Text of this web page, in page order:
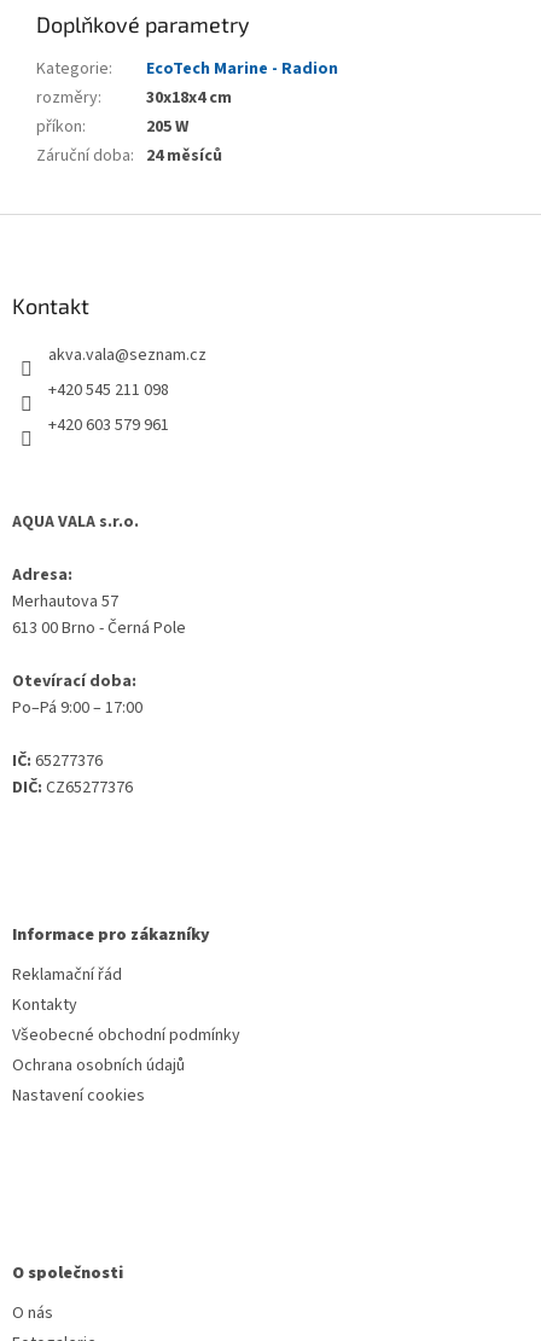
Doplňkové parametry
Kategorie:
EcoTech Marine - Radion
rozměry:
30x18x4 cm
příkon:
205 W
Záruční doba: 24 měsíců
Kontakt
akva.vala@seznam.cz
+420 545 211 098
+420 603 579 961
AQUA VALA s.r.o.
Adresa:
Merhautova 57
613 00 Brno - Černá Pole
Otevírací doba:
Po–Pá 9:00 – 17:00
IČ: 65277376
DIČ: CZ65277376
Informace pro zákazníky
Reklamační řád
Kontakty
Všeobecné obchodní podmínky
Ochrana osobních údajů
Nastavení cookies
O společnosti
O nás